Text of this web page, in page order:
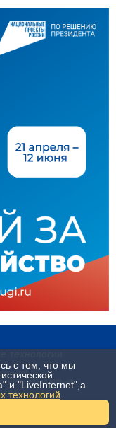
обязательна
с тем, что мы
и "LiveInternet",а
технологий